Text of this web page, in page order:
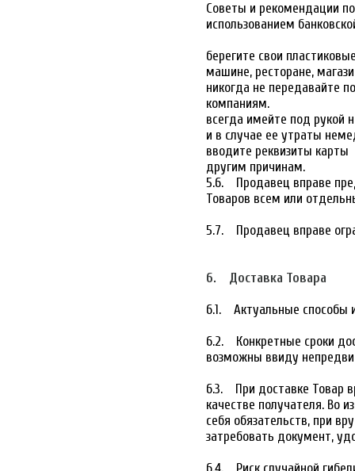
Советы и рекомендации
использованием
берегите свои
машине, ресторане,
никогда не передавайте
компаниям.
всегда имейте под рукой
и в случае ее утраты
вводите реквизиты карты
другим причинам.
5.6. Продавец вправе
Товаров всем или
5.7. Продавец вправе
6. Доставка Товара
6.1. Актуальные способы
6.2. Конкретные сроки
возможны ввиду
6.3. При доставке Товар
качестве получателя. Во
себя обязательств, при
затребовать документ,